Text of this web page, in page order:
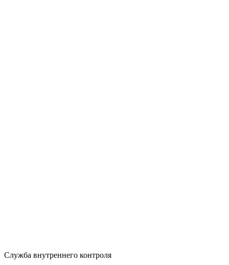
Служба внутреннего контроля